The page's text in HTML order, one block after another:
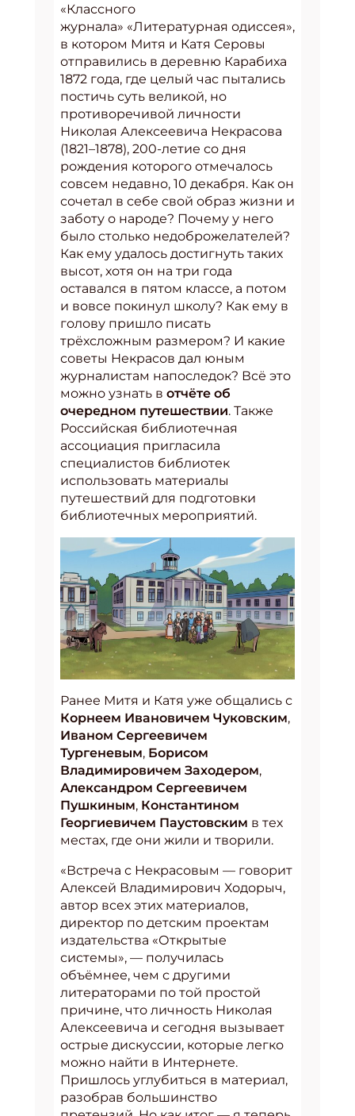
«Классного
журнала» «Литературная одиссея»,
в котором Митя и Катя Серовы
отправились в деревню Карабиха
1872 года, где целый час пытались
постичь суть великой, но
противоречивой личности
Николая Алексеевича Некрасова
(1821–1878), 200-летие со дня
рождения которого отмечалось
совсем недавно, 10 декабря. Как он
сочетал в себе свой образ жизни и
заботу о народе? Почему у него
было столько недоброжелателей?
Как ему удалось достигнуть таких
высот, хотя он на три года
оставался в пятом классе, а потом
и вовсе покинул школу? Как ему в
голову пришло писать
трёхсложным размером? И какие
советы Некрасов дал юным
журналистам напоследок? Всё это
можно узнать в отчёте об
очередном путешествии. Также
Российская библиотечная
ассоциация пригласила
специалистов библиотек
использовать материалы
путешествий для подготовки
библиотечных мероприятий.
Ранее Митя и Катя уже общались с
Корнеем Ивановичем Чуковским,
Иваном Сергеевичем
Тургеневым, Борисом
Владимировичем Заходером,
Александром Сергеевичем
Пушкиным, Константином
Георгиевичем Паустовским в тех
местах, где они жили и творили.
«Встреча с Некрасовым — говорит
Алексей Владимирович Ходорыч,
автор всех этих материалов,
директор по детским проектам
издательства «Открытые
системы», — получилась
объёмнее, чем с другими
литераторами по той простой
причине, что личность Николая
Алексеевича и сегодня вызывает
острые дискуссии, которые легко
можно найти в Интернете.
Пришлось углубиться в материал,
разобрав большинство